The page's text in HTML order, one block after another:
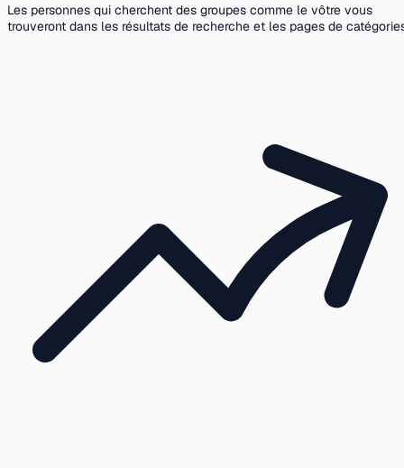
Les personnes qui cherchent des groupes comme le vôtre vous
trouveront dans les résultats de recherche et les pages de